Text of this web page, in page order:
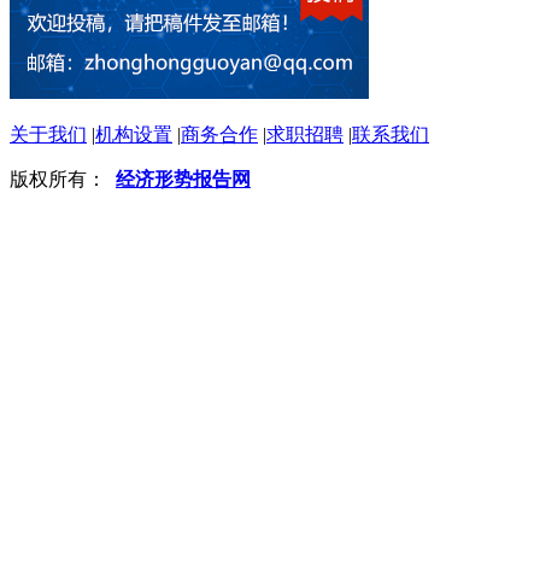
关于我们 |机构设置 |商务合作 |求职招聘 |联系我们
版权所有： 经济形势报告网